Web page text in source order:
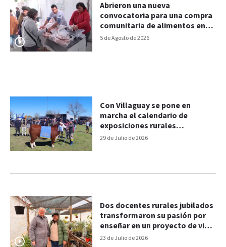
5 de Agosto de 2026
Abrieron una nueva
convocatoria para una compra
comunitaria de alimentos en
Paraná
29 de Julio de 2026
Con Villaguay se pone en
marcha el calendario de
exposiciones rurales
entrerrianas
23 de Julio de 2026
Dos docentes rurales jubilados
transformaron su pasión por
enseñar en un proyecto de vida
que abastece a cientos de